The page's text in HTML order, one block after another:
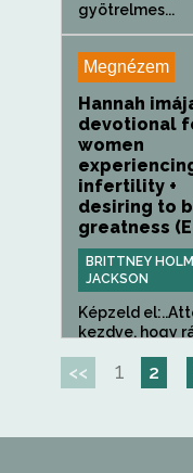
gyötrelmes...
Megnézem
Hannah
devotional
women
infertility +
desiring to
greatness
BRITTNEY
JACKSON
Képzeld
kezdve, hogy
<< 1 2